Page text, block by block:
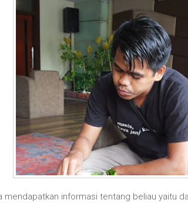
mendapatkan informasi tentang beliau yaitu